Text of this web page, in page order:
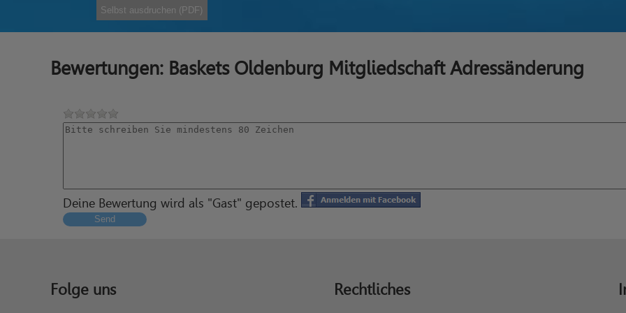
Selbst ausdruchen (PDF)
Bewertungen: Baskets Oldenburg Mitgliedschaft Adressänderung
Deine Bewertung wird als "Gast" gepostet.
Send
Folge uns Rechtliches